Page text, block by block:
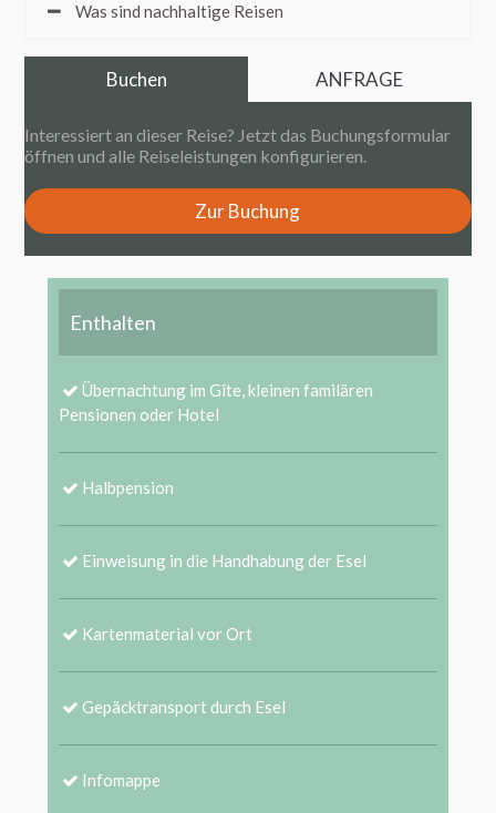
Was sind nachhaltige Reisen
Buchen ANFRAGE
Interessiert an dieser Reise? Jetzt das Buchungsformular
öffnen und alle Reiseleistungen konfigurieren.
Zur Buchung
Enthalten
Übernachtung im Gîte, kleinen familären
Pensionen oder Hotel
Halbpension
Einweisung in die Handhabung der Esel
Kartenmaterial vor Ort
Gepäcktransport durch Esel
Infomappe